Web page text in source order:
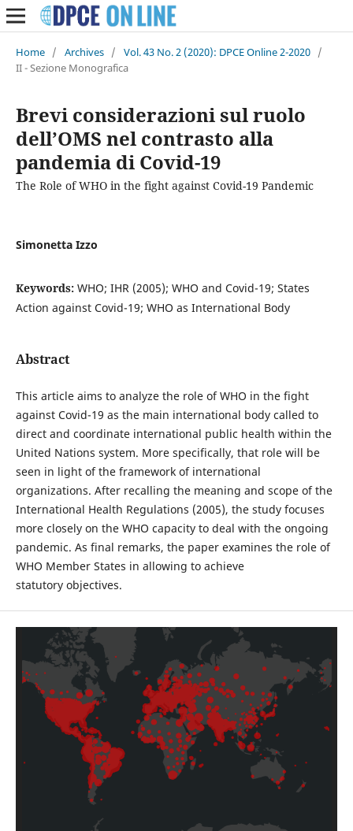
Home / Archives / Vol. 43 No. 2 (2020): DPCE Online 2-2020 /
II - Sezione Monografica
Brevi considerazioni sul ruolo
dell’OMS nel contrasto alla
pandemia di Covid-19
The Role of WHO in the fight against Covid-19 Pandemic
Simonetta Izzo
Keywords: WHO; IHR (2005); WHO and Covid-19; States
Action against Covid-19; WHO as International Body
Abstract
This article aims to analyze the role of WHO in the fight
against Covid-19 as the main international body called to
direct and coordinate international public health within the
United Nations system. More specifically, that role will be
seen in light of the framework of international
organizations. After recalling the meaning and scope of the
International Health Regulations (2005), the study focuses
more closely on the WHO capacity to deal with the ongoing
pandemic. As final remarks, the paper examines the role of
WHO Member States in allowing to achieve
statutory objectives.